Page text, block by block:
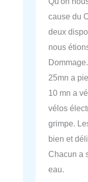
cause du
deux
nous
25mn a
10 mn a
vélos
grimpe.
bien et
Chacun a
eau.